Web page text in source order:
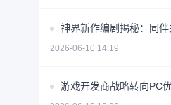
神界新作编剧揭秘：同伴
2026-06-10 14:19
游戏开发商战略转向PC